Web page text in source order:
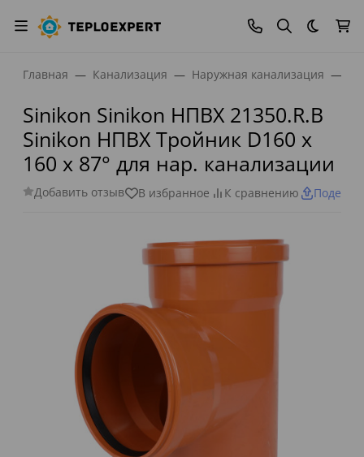
Темная
Главная Канализация Наружная канализация
Sinikon Sinikon НПВХ 21350.R.B
Sinikon НПВХ Тройник D160 x
160 x 87° для нар. канализации
Добавить отзыв В избранное К сравнению